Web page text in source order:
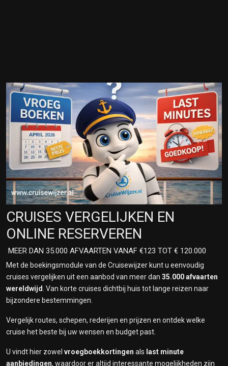
CRUISES VERGELIJKEN EN
ONLINE RESERVEREN
MEER DAN 35.000 AFVAARTEN VANAF €123 TOT € 120.000
Met de boekingsmodule van de Cruisewijzer kunt u eenvoudig
cruises vergelijken uit een aanbod van meer dan 35.000 afvaarten
wereldwijd . Van korte cruises dichtbij huis tot lange reizen naar
bijzondere bestemmingen.
Vergelijk routes, schepen, rederijen en prijzen en ontdek welke
cruise het beste bij uw wensen en budget past.
U vindt hier zowel vroegboekkortingen als last minute
aanbiedingen, waardoor er altijd interessante mogelijkheden zijn